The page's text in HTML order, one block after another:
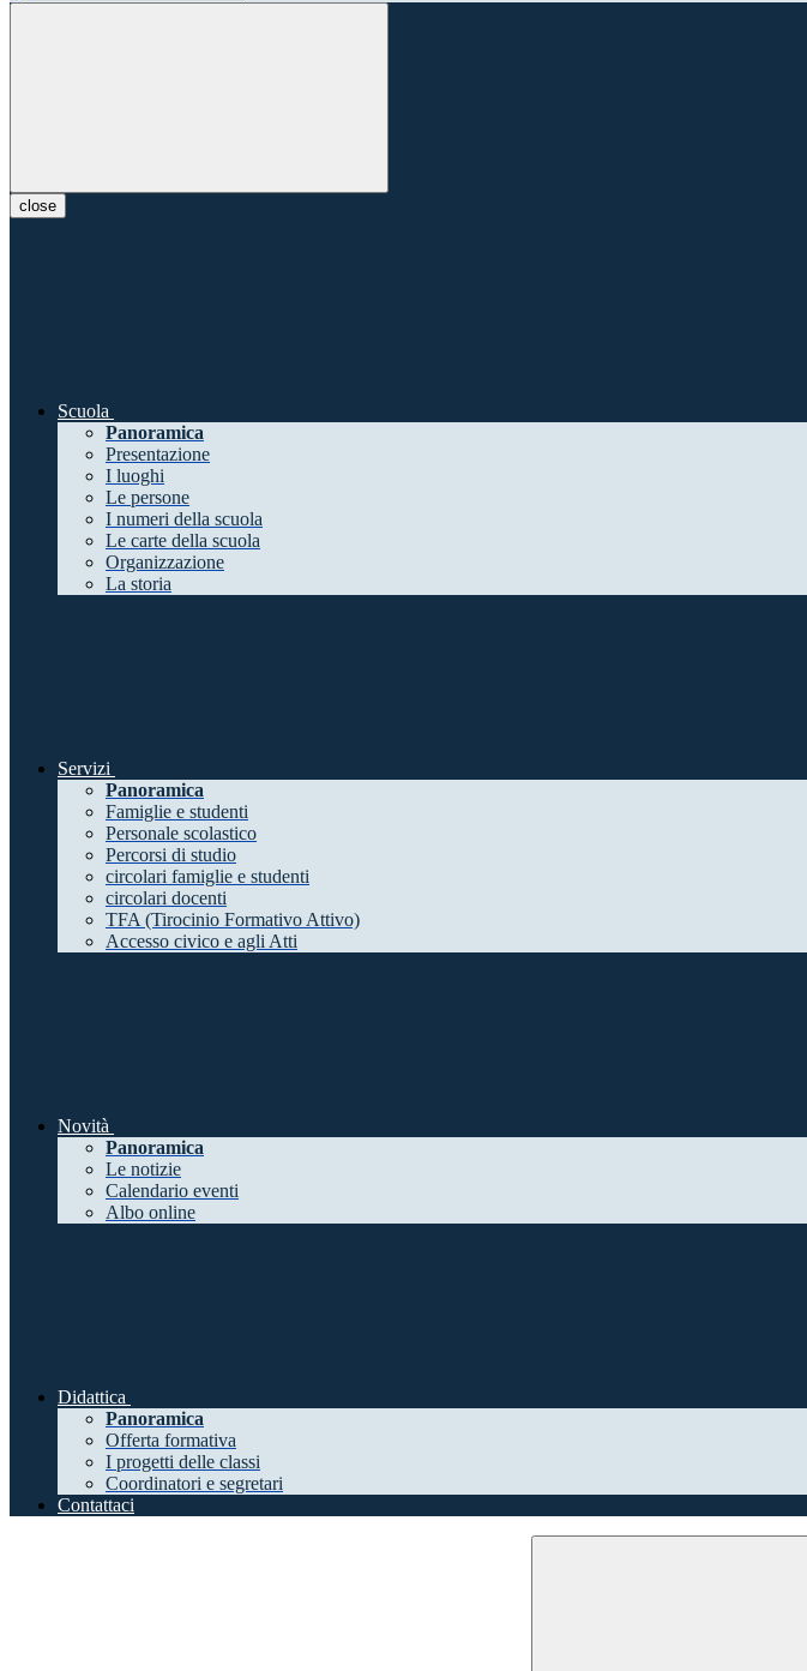
close
Scuola
Panoramica
Presentazione
I luoghi
Le persone
I numeri della scuola
Le carte della scuola
Organizzazione
La storia
Servizi
Panoramica
Famiglie e studenti
Personale scolastico
Percorsi di studio
circolari famiglie e studenti
circolari docenti
TFA (Tirocinio Formativo Attivo)
Accesso civico e agli Atti
Novità
Panoramica
Le notizie
Calendario eventi
Albo online
Didattica
Panoramica
Offerta formativa
I progetti delle classi
Coordinatori e segretari
Contattaci